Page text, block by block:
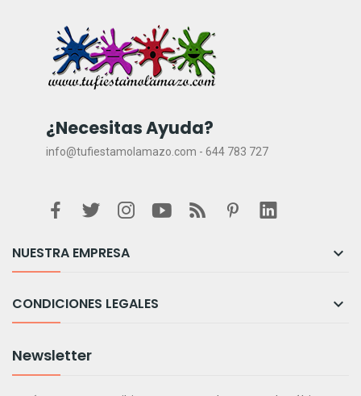
¿Necesitas Ayuda?
info@tufiestamolamazo.com - 644 783 727
NUESTRA EMPRESA 
CONDICIONES LEGALES 
Newsletter